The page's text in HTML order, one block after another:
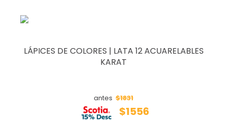
LÁPICES DE COLORES | LATA 12 ACUARELABLES
KARAT
antes $1831
$1556